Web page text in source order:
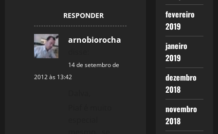
RESPONDER
arnobiorocha
14 de setembro de
2012 às 13:42
fevereiro
2019
janeiro
2019
dezembro
2018
novembro
2018